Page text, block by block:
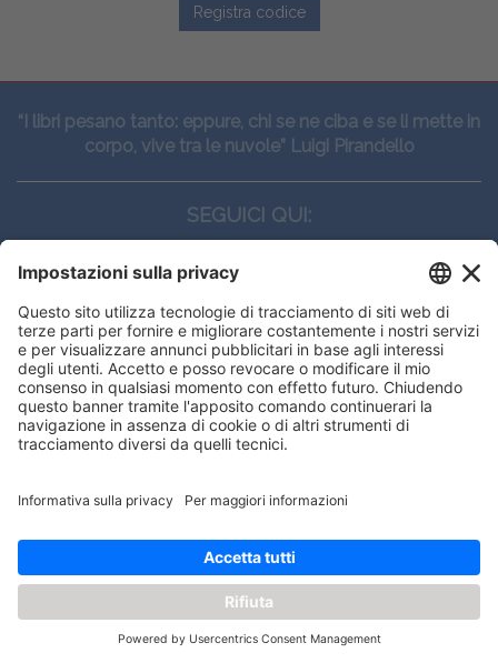
Registra codice
“I libri pesano tanto: eppure, chi se ne ciba e se li mette in
corpo, vive tra le nuvole” Luigi Pirandello
SEGUICI QUI:
CONTATTI
Edi.Ermes srl
Viale E. Forlanini, 21 - 20134, Milano
(+39)027021121
E-mail:eeinfo@eenet.it
ORARI
Lunedì — Giovedì: - 08:30 - 13:00 – 14:00 - 17:30
Venerdì: - 08:30 - 13:00 – 14:00 - 16:00
offrirti la migliore navigazione
OK